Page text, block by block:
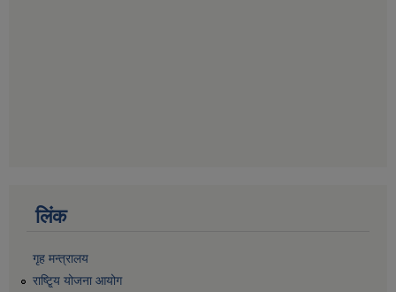
लिंक
गृह मन्त्रालय
राष्टि्ृय योजना आयोग